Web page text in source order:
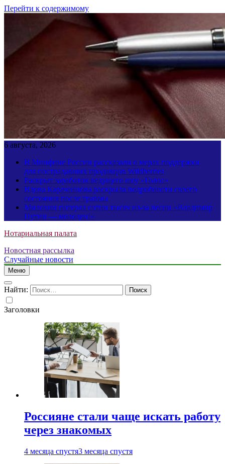
Перейти к содержимому
6 августа, 2026
В Минфине России рассказали о мерах поддержки
для пострадавших продавцов Wildberries
Раскрыт заработок ведущего шоу «Голос»
Вдова Караченцова раскрыла подробности своего
состояния после травмы
Милохин потерял сотни тысяч из-за песни «Владимир
Путин — молодец!»
Нотариальная палата
Новостная рассылка
Случайные новости
Меню
Найти:
Заголовки
Россияне стали чаще искать работу
через знакомых
4 месяца спустя3 месяца спустя